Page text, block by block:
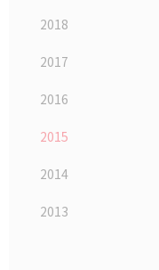
2018
2017
2016
2015
2014
2013